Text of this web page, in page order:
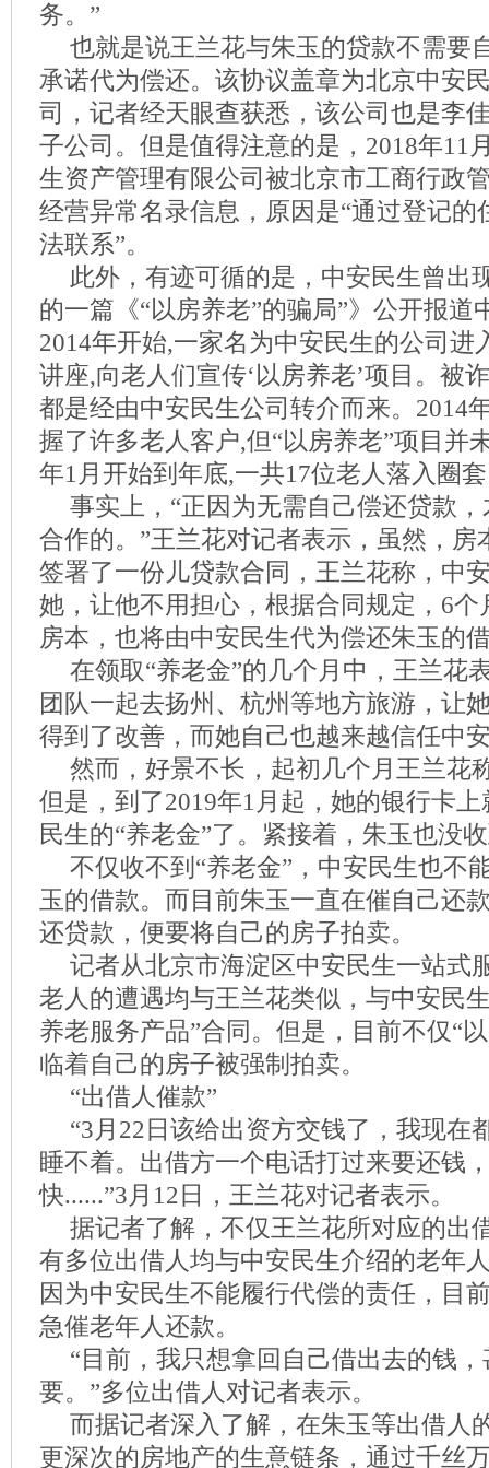
务。”
也就是说王兰花与朱玉的贷款不需要
承诺代为偿还。该协议盖章为北京中安
司，记者经天眼查获悉，该公司也是李
子公司。但是值得注意的是，2018年11
生资产管理有限公司被北京市工商行政
经营异常名录信息，原因是“通过登记的
法联系”。
此外，有迹可循的是，中安民生曾出
的一篇《“以房养老”的骗局”》公开报道
2014年开始,一家名为中安民生的公司进
讲座,向老人们宣传‘以房养老’项目。被
都是经由中安民生公司转介而来。2014
握了许多老人客户,但“以房养老”项目并
年1月开始到年底,一共17位老人落入圈
事实上，“正因为无需自己偿还贷款
合作的。”王兰花对记者表示，虽然，房
签署了一份儿贷款合同，王兰花称，中
她，让他不用担心，根据合同规定，6
房本，也将由中安民生代为偿还朱玉的
在领取“养老金”的几个月中，王兰花
团队一起去扬州、杭州等地方旅游，让
得到了改善，而她自己也越来越信任中
然而，好景不长，起初几个月王兰花
但是，到了2019年1月起，她的银行卡
民生的“养老金”了。紧接着，朱玉也没
不仅收不到“养老金”，中安民生也不
玉的借款。而目前朱玉一直在催自己还
还贷款，便要将自己的房子拍卖。
记者从北京市海淀区中安民生一站式
老人的遭遇均与王兰花类似，与中安民
养老服务产品”合同。但是，目前不仅“
临着自己的房子被强制拍卖。
“出借人催款”
“3月22日该给出资方交钱了，我现在
睡不着。出借方一个电话打过来要还钱
快......”3月12日，王兰花对记者表示。
据记者了解，不仅王兰花所对应的出
有多位出借人均与中安民生介绍的老年
因为中安民生不能履行代偿的责任，目
急催老年人还款。
“目前，我只想拿回自己借出去的钱
要。”多位出借人对记者表示。
而据记者深入了解，在朱玉等出借人
更深次的房地产的生意链条，通过千丝